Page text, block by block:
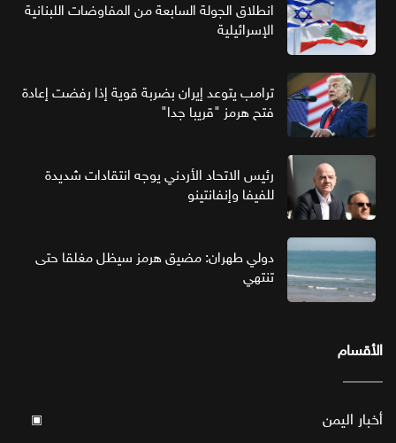
انطلاق الجولة السابعة من المفاوضات اللبنانية
الإسرائيلية
ترامب يتوعد إيران بضربة قوية إذا رفضت إعادة
فتح هرمز "قريبا جدا"
رئيس الاتحاد الأردني يوجه انتقادات شديدة
للفيفا وإنفانتينو
دولي طهران: مضيق هرمز سيظل مغلقا حتى
تنتهي
الأقسام
أخبار اليمن ▣